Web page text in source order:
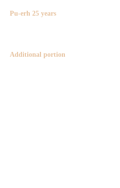
Pu-erh 25 years
Additional portion